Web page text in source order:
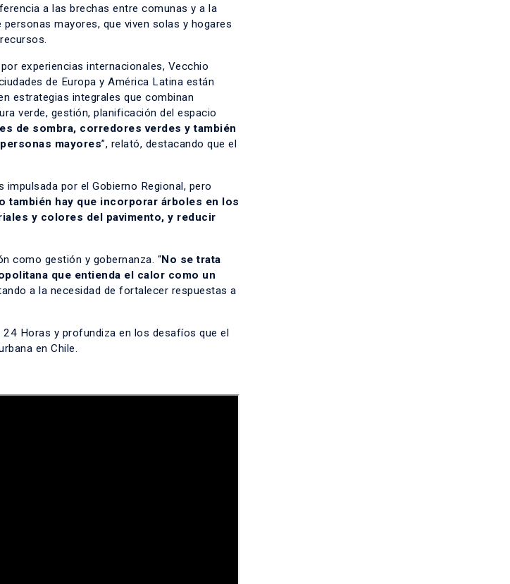
a las brechas entre comunas y a la
personas mayores, que viven solas y hogares
experiencias internacionales, Vecchio
de Europa y América Latina están
estrategias integrales que combinan
verde, gestión, planificación del espacio
de sombra, corredores verdes y también
mayores”, relató, destacando que el
por el Gobierno Regional, pero
también hay que incorporar árboles en los
y colores del pavimento, y reducir
como gestión y gobernanza. “No se trata
que entienda el calor como un
a la necesidad de fortalecer respuestas a
24 Horas y profundiza en los desafíos que el
en Chile.